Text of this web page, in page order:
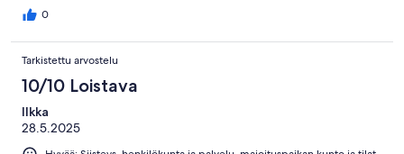
0
Tarkistettu arvostelu
10/10 Loistava
Ilkka
28.5.2025